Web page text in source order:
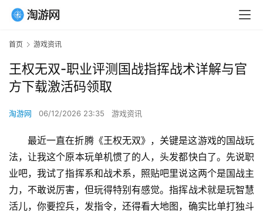
首页 游戏资讯
王权无双-职业评测国战指挥战术详解与官
方下载激活码领取
淘游网 06/12/2026 23:35 游戏资讯
最近一直在折腾《王权无双》，关键是这游戏的国战玩
法，让我这个原本玩单机惯了的人，头发都快白了。先说职
业吧，我试了指挥系和战术系，照贴吧里说这两个是国战主
力，不敢说厉害，但玩得特别有感觉。指挥战术就是玩智慧
活儿，你要控兵，发指令，还得看大地图，确实比单打独斗